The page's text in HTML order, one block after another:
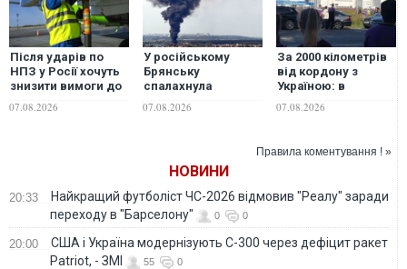
Після ударів по
НПЗ у Росії хочуть
знизити вимоги до
авіапального —
07.08.2026
У російському
Брянську
спалахнула
склади — ЗМІ
07.08.2026
За 2000 кілометрів
від кордону з
Україною: в
після атаки дронів
ВІДЕО
07.08.2026
Правила коментування ! »
НОВИНИ
20:33
Найкращий футболіст ЧС-2026 відмовив "Реалу" заради
переходу в "Барселону"
0 0
20:00
США і Україна модернізують С-300 через дефіцит ракет
Patriot, - ЗМІ
55 0